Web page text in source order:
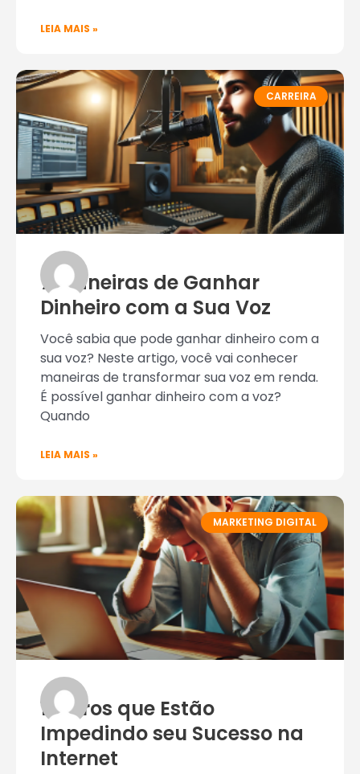
LEIA MAIS »
CARREIRA
7 Maneiras de Ganhar
Dinheiro com a Sua Voz
Você sabia que pode ganhar dinheiro com a
sua voz? Neste artigo, você vai conhecer
maneiras de transformar sua voz em renda.
É possível ganhar dinheiro com a voz?
Quando
LEIA MAIS »
MARKETING DIGITAL
10 Erros que Estão
Impedindo seu Sucesso na
Internet